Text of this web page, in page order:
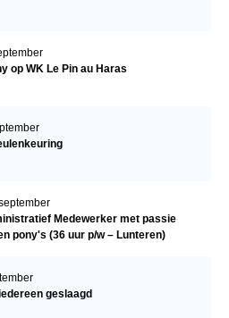
op WK Le Pin au Haras
Medewerker met passie
pony's (36 uur p/w – Lunteren)
geslaagd